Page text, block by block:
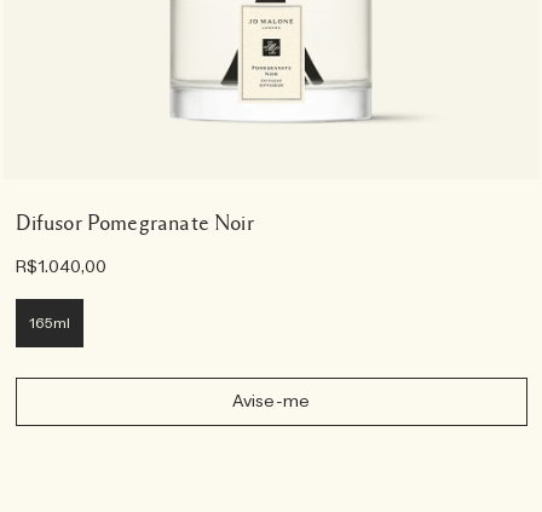
Difusor Pomegranate Noir
R$1.040,00
165ml
Avise-me